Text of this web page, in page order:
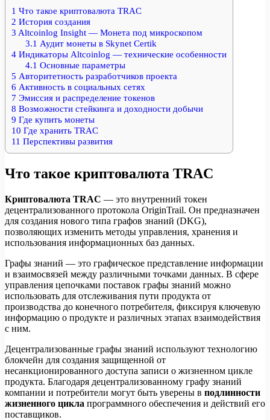
1 Что такое криптовалюта TRAC
2 История создания
3 Altcoinlog Insight — Монета под микроскопом
3.1 Аудит монеты в Skynet Certik
4 Индикаторы Altcoinlog — технические особенности
4.1 Основные параметры
5 Авторитетность разработчиков проекта
6 Активность в социальных сетях
7 Эмиссия и распределение токенов
8 Возможности стейкинга и доходности добычи
9 Где купить монеты
10 Где хранить TRAC
11 Перспективы развития
Что такое криптовалюта TRAC
Криптовалюта TRAC — это внутренний токен
децентрализованного протокола OriginTrail. Он предназначен
для создания нового типа графов знаний (DKG),
позволяющих изменить методы управления, хранения и
использования информационных баз данных.
Графы знаний — это графическое представление информации
и взаимосвязей между различными точками данных. В сфере
управления цепочками поставок графы знаний можно
использовать для отслеживания пути продукта от
производства до конечного потребителя, фиксируя ключевую
информацию о продукте и различных этапах взаимодействия
с ним.
Децентрализованные графы знаний используют технологию
блокчейн для создания защищенной от
несанкционированного доступа записи о жизненном цикле
продукта. Благодаря децентрализованному графу знаний
компании и потребители могут быть уверены в подлинности
жизненного цикла программного обеспечения и действий его
поставщиков.